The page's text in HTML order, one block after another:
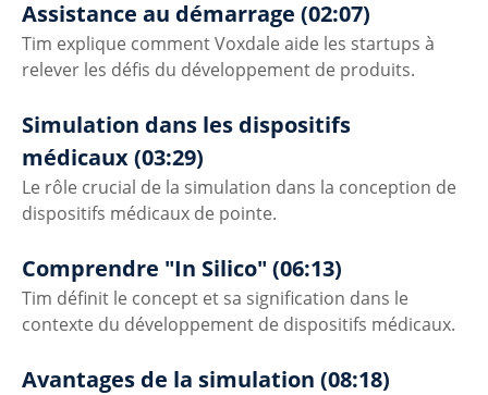
Assistance au démarrage (02:07)
Tim explique comment Voxdale aide les startups à
relever les défis du développement de produits.
Simulation dans les dispositifs
médicaux (03:29)
Le rôle crucial de la simulation dans la conception de
dispositifs médicaux de pointe.
Comprendre "In Silico" (06:13)
Tim définit le concept et sa signification dans le
contexte du développement de dispositifs médicaux.
Avantages de la simulation (08:18)